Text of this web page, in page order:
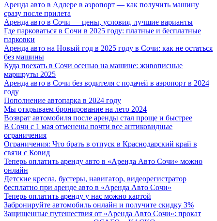
Аренда авто в Адлере в аэропорт — как получить машину
сразу после прилета
Аренда авто в Сочи — цены, условия, лучшие варианты
Где парковаться в Сочи в 2025 году: платные и бесплатные
парковки
Аренда авто на Новый год в 2025 году в Сочи: как не остаться
без машины
Куда поехать в Сочи осенью на машине: живописные
маршруты 2025
Аренда авто в Сочи без водителя с подачей в аэропорт в 2024
году
Пополнение автопарка в 2024 году
Мы открываем бронирование на лето 2024
Возврат автомобиля после аренды стал проще и быстрее
В Сочи с 1 мая отменены почти все антиковидные
ограничения
Ограничения: Что брать в отпуск в Краснодарский край в
связи с Ковид
Теперь оплатить аренду авто в «Аренда Авто Сочи» можно
онлайн
Детские кресла, бустеры, навигатор, видеорегистратор
бесплатно при аренде авто в «Аренда Авто Сочи»
Теперь оплатить аренду у нас можно картой
Забронируйте автомобиль онлайн и получите скидку 3%
Защищенные путешествия от «Аренда Авто Сочи»: прокат